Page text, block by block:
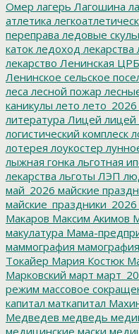
Омер лагерь Лагошина
атлетика
переправа ледовые
каток ледоход лекарства
лекарство Ленинская ЦРБ
Ленинское сельское
леса лесной пожар
каникулы лето лето_2026
литература Лицей
логистический комплеск
лотерея лоукостер
лыжная гонка льготная
лекарства льготы ЛЭП
май_2026 майские
майские_праздники_2026
Макаров Максим Акимов
макулатура Мама-
маммография мамография
Токайер Мария Костюк
Марковский март
режим массовое
капитал маткапитал
Медведев медведь
медицинские маски